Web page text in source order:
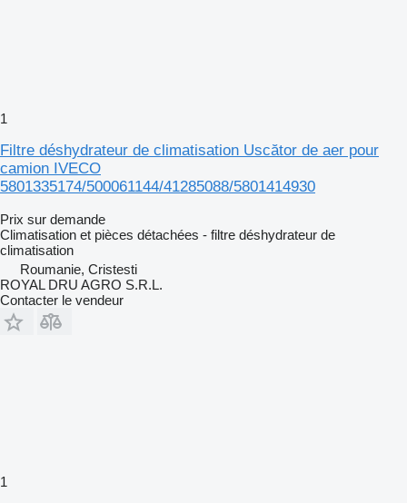
1
Filtre déshydrateur de climatisation Uscător de aer pour
camion IVECO
5801335174/500061144/41285088/5801414930
Prix sur demande
Climatisation et pièces détachées - filtre déshydrateur de
climatisation
Roumanie, Cristesti
ROYAL DRU AGRO S.R.L.
Contacter le vendeur
1